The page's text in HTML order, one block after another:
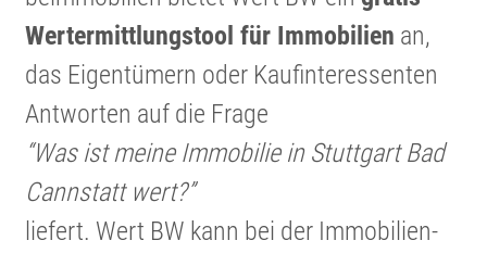
Werter­mitt­lungs­tool für Immobi­lien an,
das Eigen­tü­mern oder Kaufin­ter­es­senten
Antworten auf die Frage
“Was ist meine Immobilie in Stuttgart Bad
Cannstatt wert?”
liefert. Wert BW kann bei der Immobi­li­en­